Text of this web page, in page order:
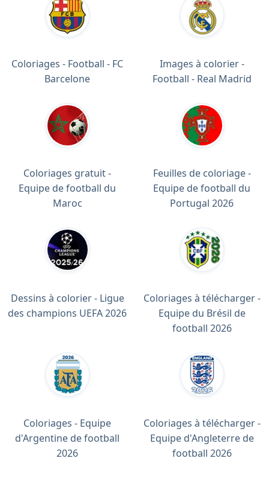
Coloriages - Football - FC
Barcelone
Images à colorier -
Football - Real Madrid
Coloriages gratuit -
Equipe de football du
Maroc
Feuilles de coloriage -
Equipe de football du
Portugal 2026
Dessins à colorier - Ligue
des champions UEFA 2026
Coloriages à télécharger -
Equipe du Brésil de
football 2026
Coloriages - Equipe
d'Argentine de football
2026
Coloriages à télécharger -
Equipe d'Angleterre de
football 2026